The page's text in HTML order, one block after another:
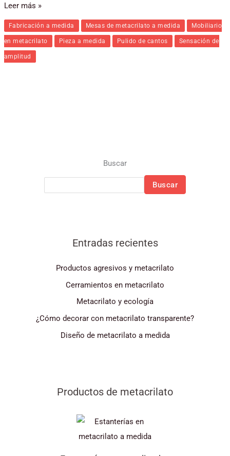
Leer más »
Fabricación a medida Mesas de metacrilato a medida Mobiliario
en metacrilato Pieza a medida Pulido de cantos Sensación de
amplitud
Buscar
Buscar
Entradas recientes
Productos agresivos y metacrilato
Cerramientos en metacrilato
Metacrilato y ecología
¿Cómo decorar con metacrilato transparente?
Diseño de metacrilato a medida
Productos de metacrilato